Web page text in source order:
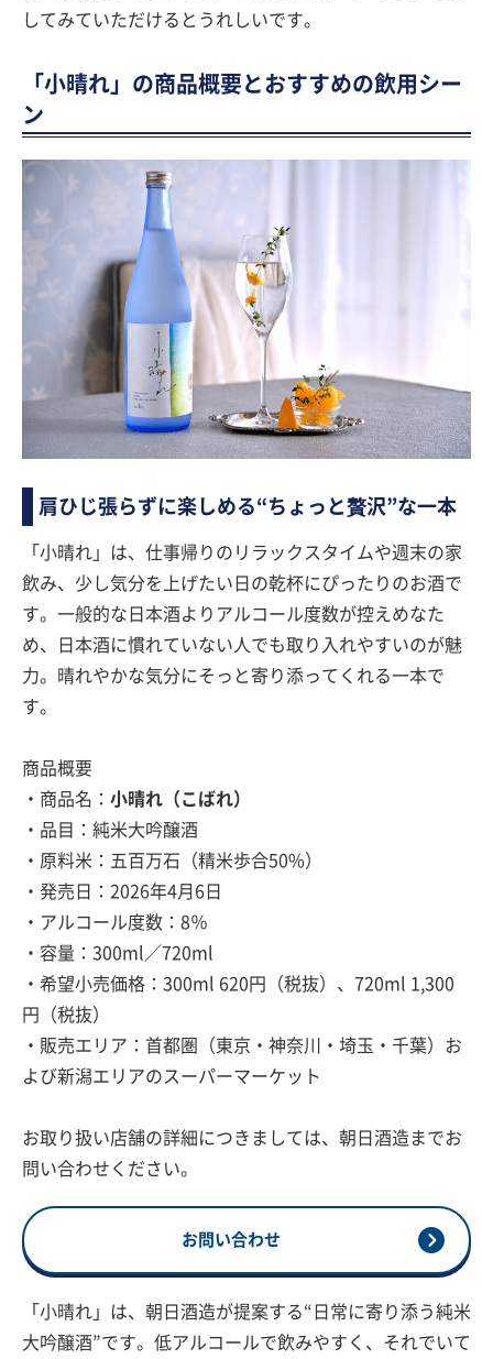
してみていただけるとうれしいです。
「小晴れ」の商品概要とおすすめの飲用シー
ン
肩ひじ張らずに楽しめる“ちょっと贅沢”な一本
「小晴れ」は、仕事帰りのリラックスタイムや週末の家
飲み、少し気分を上げたい日の乾杯にぴったりのお酒で
す。一般的な日本酒よりアルコール度数が控えめなた
め、日本酒に慣れていない人でも取り入れやすいのが魅
力。晴れやかな気分にそっと寄り添ってくれる一本で
す。
商品概要
・商品名： 小晴れ（こばれ）
・品目：純米大吟醸酒
・原料米：五百万石（精米歩合50%）
・発売日：2026年4月6日
・アルコール度数：8％
・容量：300ml／720ml
・希望小売価格：300ml 620円（税抜）、720ml 1,300
円（税抜）
・販売エリア：首都圏（東京・神奈川・埼玉・千葉）お
よび新潟エリアのスーパーマーケット
お取り扱い店舗の詳細につきましては、朝日酒造までお
問い合わせください。
お問い合わせ
「小晴れ」は、朝日酒造が提案する“日常に寄り添う純米
大吟醸酒”です。低アルコールで飲みやすく、それでいて